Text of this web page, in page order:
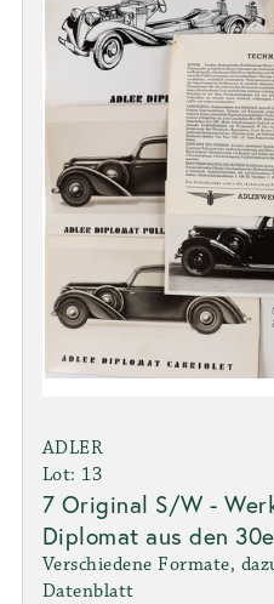
ADLER
Lot: 13
7 Original S/W -
Diplomat aus den
Verschiedene Formate,
Datenblatt